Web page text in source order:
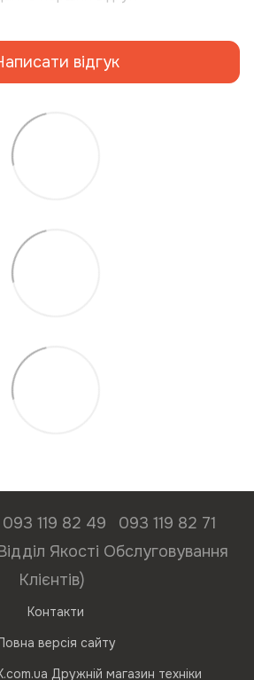
відгук
093 119 82 49
093 119 82 71
Якості Обслуговування
Клієнтів)
Контакти
версія сайту
Дружній магазин техніки